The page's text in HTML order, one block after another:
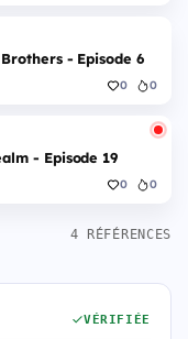
- Episode 6
0 0
- Episode 19
0 0
4 RÉFÉRENCES
VÉRIFIÉE